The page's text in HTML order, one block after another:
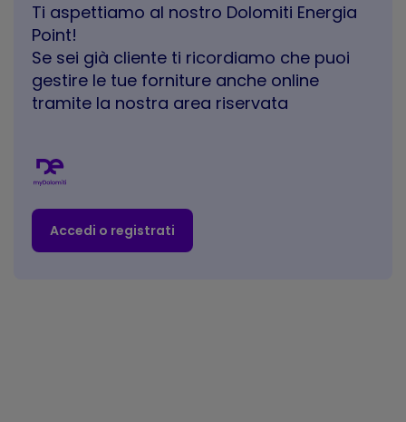
Ti aspettiamo al nostro Dolomiti Energia
Point!
Se sei già cliente ti ricordiamo che puoi
gestire le tue forniture anche online
tramite la nostra area riservata
Accedi o registrati